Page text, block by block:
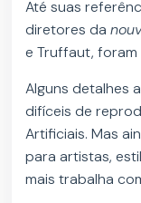
Até suas
diretores da
e Truffaut,
Alguns detalhes
difíceis de
Artificiais. Mas
para artistas,
mais trabalha